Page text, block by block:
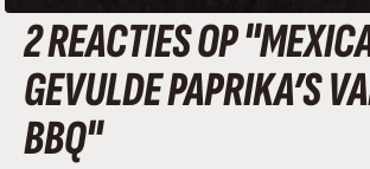
2 REACTIES OP
GEVULDE PAPRIKA’S
BBQ"